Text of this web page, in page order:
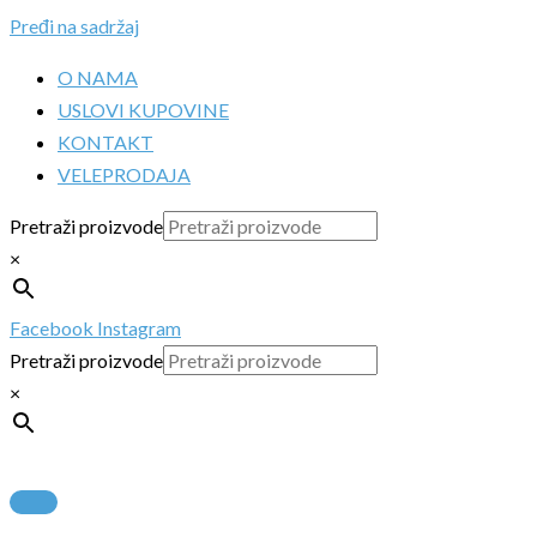
Pređi na sadržaj
O NAMA
USLOVI KUPOVINE
KONTAKT
VELEPRODAJA
Pretraži proizvode
×
Facebook Instagram
Pretraži proizvode
×